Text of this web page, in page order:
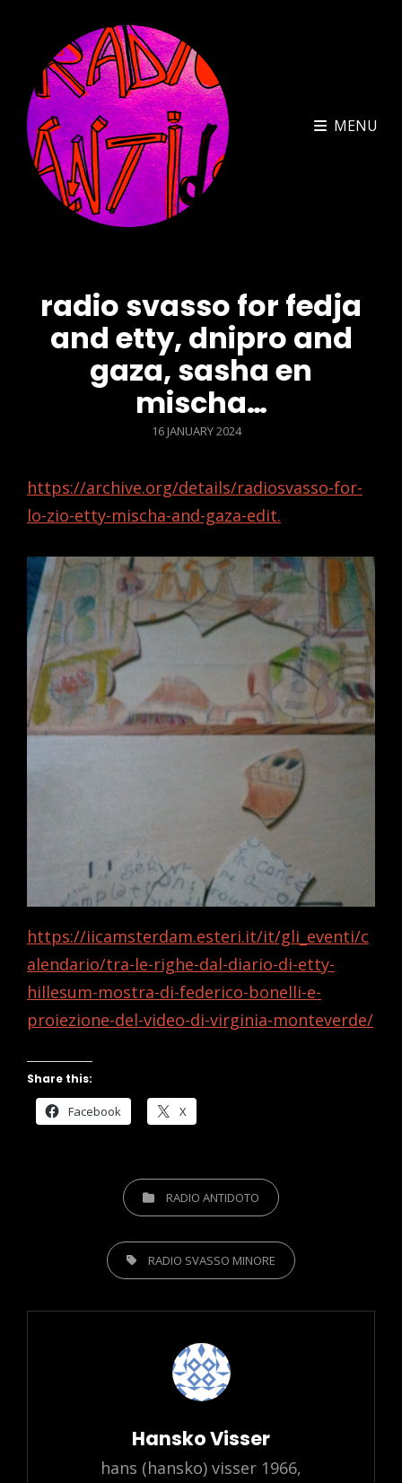
MENU
radio svasso for fedja
and etty, dnipro and
gaza, sasha en
mischa…
POSTED
16 JANUARY 2024
https://archive.org/details/radiosvasso-for-
lo-zio-etty-mischa-and-gaza-edit.
https://iicamsterdam.esteri.it/it/gli_eventi/c
alendario/tra-le-righe-dal-diario-di-etty-
hillesum-mostra-di-federico-bonelli-e-
proiezione-del-video-di-virginia-monteverde/
Share this:
Facebook X
CATEGORIESRADIO ANTIDOTO
TAGS, RADIO SVASSO MINORE
Author:
Hansko Visser
hans (hansko) visser 1966,